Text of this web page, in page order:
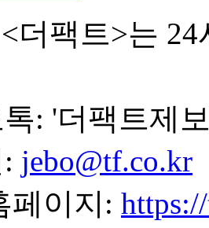
더팩트>는
톡: '더팩트제
jebo@tf.co.kr
페이지: